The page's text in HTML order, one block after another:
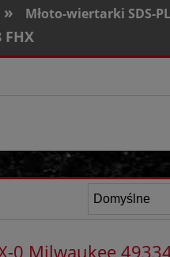
» Młoto-wiertarki SDS-
FHX
0 Milwaukee